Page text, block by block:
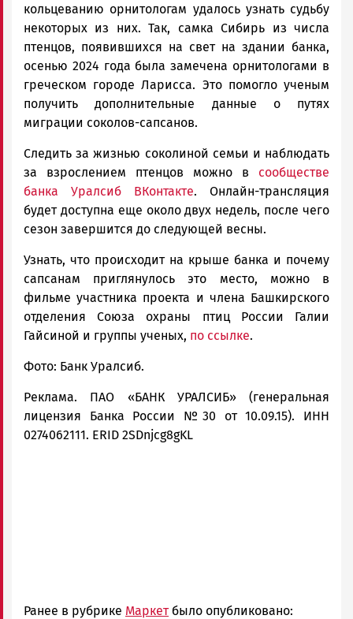
кольцеванию орнитологам удалось узнать судьбу
некоторых из них. Так, самка Сибирь из числа
птенцов, появившихся на свет на здании банка,
осенью 2024 года была замечена орнитологами в
греческом городе Ларисса. Это помогло ученым
получить дополнительные данные о путях
миграции соколов-сапсанов.
Следить за жизнью соколиной семьи и наблюдать
за взрослением птенцов можно в сообществе
банка Уралсиб ВКонтакте. Онлайн-трансляция
будет доступна еще около двух недель, после чего
сезон завершится до следующей весны.
Узнать, что происходит на крыше банка и почему
сапсанам приглянулось это место, можно в
фильме участника проекта и члена Башкирского
отделения Союза охраны птиц России Галии
Гайсиной и группы ученых, по ссылке.
Фото: Банк Уралсиб.
Реклама. ПАО «БАНК УРАЛСИБ» (генеральная
лицензия Банка России №30 от 10.09.15). ИНН
0274062111. ERID 2SDnjcg8gKL
Ранее в рубрике Маркетбыло опубликовано: